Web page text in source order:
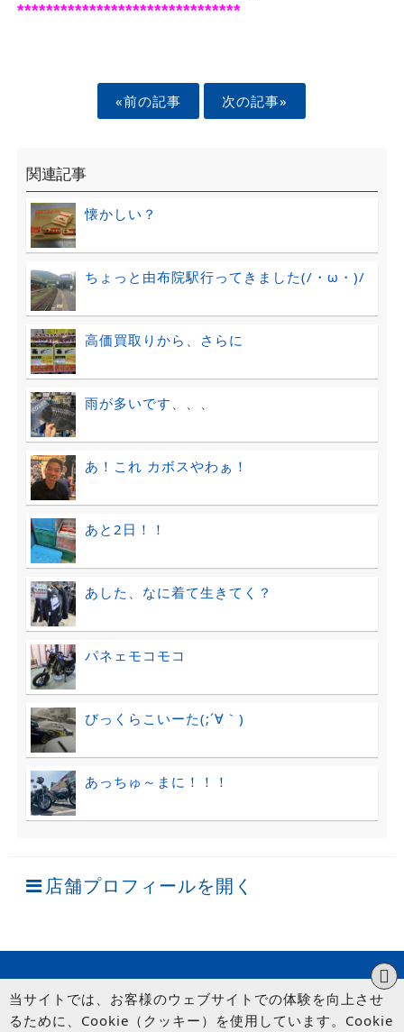
*******************************
«前の記事 次の記事»
関連記事
懐かしい？
ちょっと由布院駅行ってきました(/・ω・)/
高価買取りから、さらに
雨が多いです、、、
あ！これ カボスやわぁ！
あと2日！！
あした、なに着て生きてく？
パネェモコモコ
びっくらこいーた(;´∀｀)
あっちゅ～まに！！！
店舗プロフィールを開く
当サイトでは、お客様のウェブサイトでの体験を向上させ
るために、Cookie（クッキー）を使用しています。Cookie